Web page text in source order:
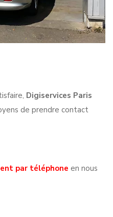
Digiservices Paris
de prendre contact
par téléphone en nous